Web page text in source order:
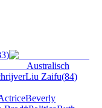
)
Australisch
Liu Zaifu(84)
Beverly